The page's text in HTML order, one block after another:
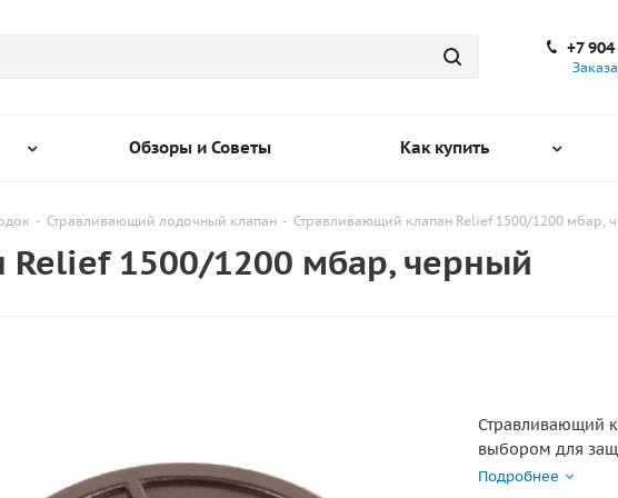
+7
Обзоры и Советы Как купить
- Стравливающий лодочный клапан - Стравливающий клапан Relief 1500/1200 мбар,
1500/1200 мбар, черный
Стравливающий
выбором для
превышения
Подробнее